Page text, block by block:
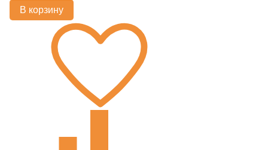
В корзину